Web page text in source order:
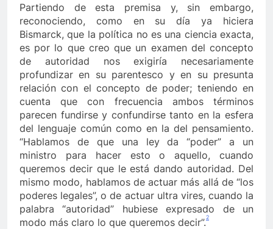
Partiendo de esta premisa y, sin embargo,
reconociendo, como en su día ya hiciera
Bismarck, que la política no es una ciencia exacta,
es por lo que creo que un examen del concepto
de autoridad nos exigiría necesariamente
profundizar en su parentesco y en su presunta
relación con el concepto de poder; teniendo en
cuenta que con frecuencia ambos términos
parecen fundirse y confundirse tanto en la esfera
del lenguaje común como en la del pensamiento.
“Hablamos de que una ley da “poder” a un
ministro para hacer esto o aquello, cuando
queremos decir que le está dando autoridad. Del
mismo modo, hablamos de actuar más allá de “los
poderes legales”, o de actuar ultra vires, cuando la
palabra “autoridad” hubiese expresado de un
modo más claro lo que queremos decir”.2